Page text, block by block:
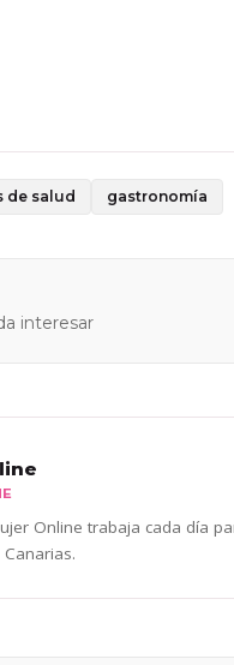
de salud gastronomía
interesar
Online trabaja cada día